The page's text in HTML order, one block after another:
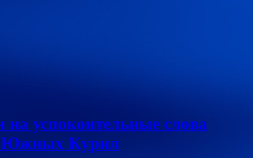
на успокоительные слова
Южных Курил